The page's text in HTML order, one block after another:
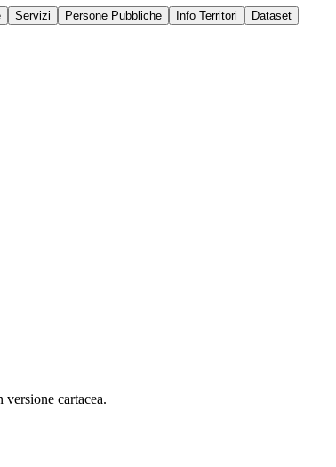
Servizi Persone Pubbliche Info Territori Dataset
cartacea.